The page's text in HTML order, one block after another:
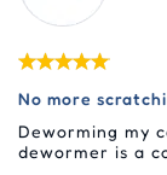
No more
Deworming my
dewormer is a